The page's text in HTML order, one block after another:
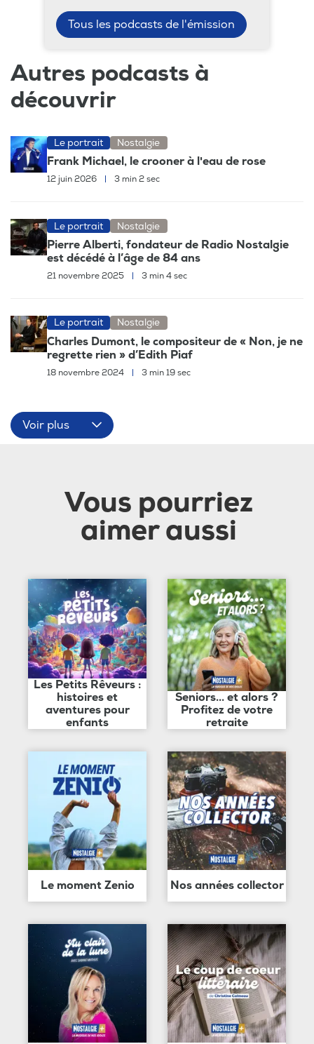
Tous les podcasts de l'émission
Autres podcasts à
découvrir
Le portrait Nostalgie
Frank Michael, le crooner à l'eau de rose
12 juin 2026 3 min 2 sec
Le portrait Nostalgie
Pierre Alberti, fondateur de Radio Nostalgie
est décédé à l’âge de 84 ans
21 novembre 2025 3 min 4 sec
Le portrait Nostalgie
Charles Dumont, le compositeur de « Non, je ne
regrette rien » d’Edith Piaf
18 novembre 2024 3 min 19 sec
Voir plus
Vous pourriez
aimer aussi
Les Petits Rêveurs :
histoires et
aventures pour
enfants
Seniors... et alors ?
Profitez de votre
retraite
Le moment Zenio Nos années collector